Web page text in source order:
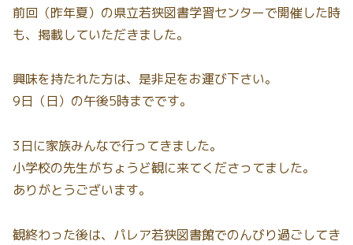
前回（昨年夏）の県立若狭図書学習センターで開催した時
も、掲載していただきました。
興味を持たれた方は、是非足をお運び下さい。
9日（日）の午後5時までです。
3日に家族みんなで行ってきました。
小学校の先生がちょうど観に来てくださってました。
ありがとうございます。
観終わった後は、パレア若狭図書館でのんびり過ごしてき